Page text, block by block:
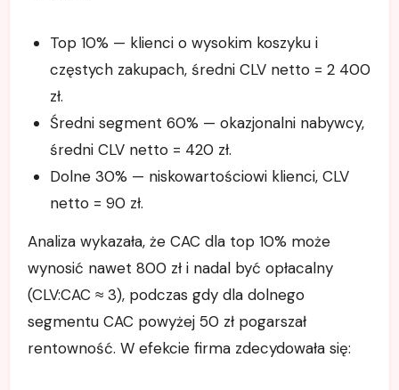
Top 10% — klienci o wysokim koszyku i
częstych zakupach, średni CLV netto = 2 400
zł.
Średni segment 60% — okazjonalni nabywcy,
średni CLV netto = 420 zł.
Dolne 30% — niskowartościowi klienci, CLV
netto = 90 zł.
Analiza wykazała, że CAC dla top 10% może
wynosić nawet 800 zł i nadal być opłacalny
(CLV:CAC ≈ 3), podczas gdy dla dolnego
segmentu CAC powyżej 50 zł pogarszał
rentowność. W efekcie firma zdecydowała się: